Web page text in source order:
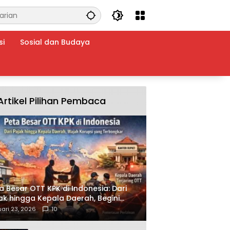
Sosial dan Budaya
Pilihan Pembaca
Besar OTT KPK di Indonesia: Dari
hingga Kepala Daerah, Begini
Korupsi yang Terbongkar
23, 2026 10